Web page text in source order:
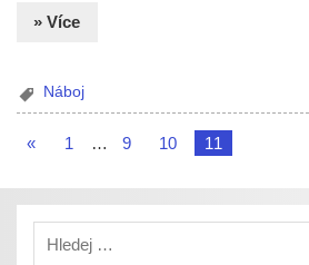
» Více
Náboj
« 1 … 9 10 11